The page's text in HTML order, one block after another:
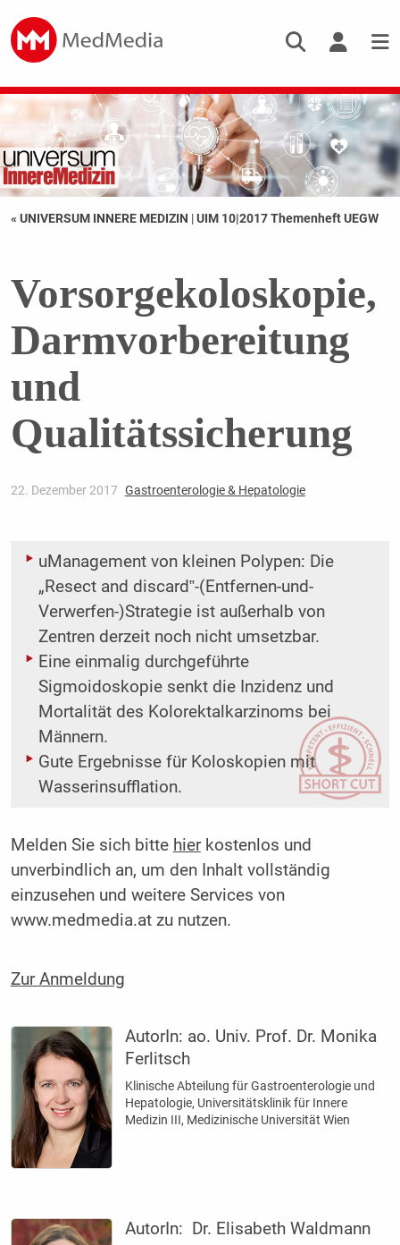
« UNIVERSUM INNERE MEDIZIN |UIM 10|2017 Themenheft UEGW
Vorsorgekoloskopie,
Darmvorbereitung
und
Qualitätssicherung
22. Dezember 2017 Gastroenterologie & Hepatologie
uManagement von kleinen Polypen: Die
„Resect and discard‟-(Entfernen-und-
Verwerfen-)Strategie ist außerhalb von
Zentren derzeit noch nicht umsetzbar.
Eine einmalig durchgeführte
Sigmoidoskopie senkt die Inzidenz und
Mortalität des Kolorektalkarzinoms bei
Männern.
Gute Ergebnisse für Koloskopien mit
Wasserinsufflation.
Melden Sie sich bitte hierkostenlos und
unverbindlich an, um den Inhalt vollständig
einzusehen und weitere Services von
www.medmedia.at zu nutzen.
Zur Anmeldung
AutorIn: ao. Univ. Prof. Dr. Monika
Ferlitsch
Klinische Abteilung für Gastroenterologie und
Hepatologie, Universitätsklinik für Innere
Medizin III, Medizinische Universität Wien
AutorIn: Dr. Elisabeth Waldmann